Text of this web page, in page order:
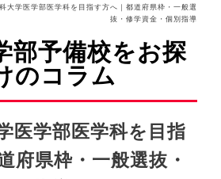
大学医学部医学科を目指す方へ｜都道府県枠・一般選
抜・修学資金・個別指導
部予備校をお探
のコラム
医学部医学科を目指
府県枠・一般選抜・